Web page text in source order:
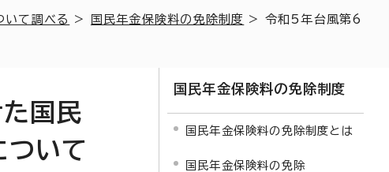
いて調べる > 国民年金保険料の免除制度 > 令和5年台風第6
国民
ついて
国民年金保険料の免除制度
国民年金保険料の免除制度とは
国民年金保険料の免除